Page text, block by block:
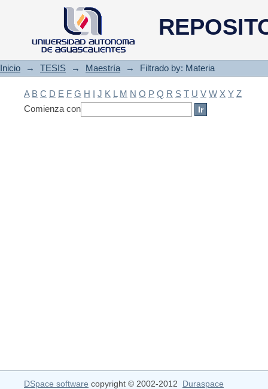
Filtrado by: Materia
Inicio → TESIS → Maestría → Filtrado by: Materia
A B C D E F G H I J K L M N O P Q R S T U V W X Y Z
Comienza con
DSpace software copyright © 2002-2012 Duraspace